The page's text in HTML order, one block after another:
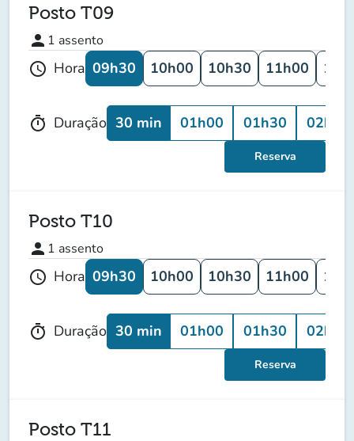
Posto T09
person 1 assento
schedule Hora 09h30 10h00 10h30 11h00
timer Duração 30 min 01h00 01h30 02h00
Reserva
Posto T10
person 1 assento
schedule Hora 09h30 10h00 10h30 11h00
timer Duração 30 min 01h00 01h30 02h00
Reserva
Posto T11